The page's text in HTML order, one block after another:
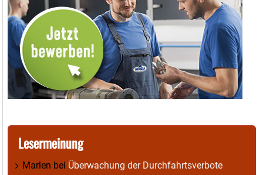
Lesermeinung
Marlen bei Überwachung der Durchfahrtsverbote